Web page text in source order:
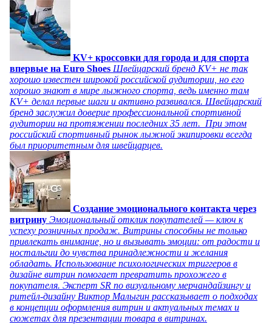
KV+ кроссовки для города и для спорта
впервые на Euro Shoes Швейцарский бренд KV+ не так
хорошо известен широкой российской аудитории, но его
хорошо знают в мире лыжного спорта, ведь именно там
KV+ делал первые шаги и активно развивался. Швейцарский
бренд заслужил доверие профессиональной спортивной
аудитории на протяжении последних 35 лет. При этом
российский спортивный рынок лыжной экипировки всегда
был приоритетным для швейцарцев.
Создание эмоционального контакта через
витрину Эмоциональный отклик покупателей — ключ к
успеху розничных продаж. Витрины способны не только
привлекать внимание, но и вызывать эмоции: от радости и
ностальгии до чувства принадлежности и желания
обладать. Использование психологических триггеров в
дизайне витрин помогает превратить прохожего в
покупателя. Эксперт SR по визуальному мерчандайзингу и
ритейл-дизайну Виктор Малыгин рассказывает о подходах
в концепции оформления витрин и актуальных темах и
сюжетах для презентации товара в витринах.